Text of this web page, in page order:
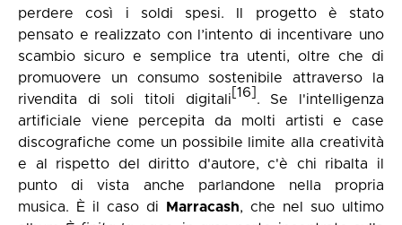
perdere così i soldi spesi. Il progetto è stato
pensato e realizzato con l’intento di incentivare uno
scambio sicuro e semplice tra utenti, oltre che di
promuovere un consumo sostenibile attraverso la
rivendita di soli titoli digitali[16]. Se l'intelligenza
artificiale viene percepita da molti artisti e case
discografiche come un possibile limite alla creatività
e al rispetto del diritto d'autore, c'è chi ribalta il
punto di vista anche parlandone nella propria
musica. È il caso di Marracash, che nel suo ultimo